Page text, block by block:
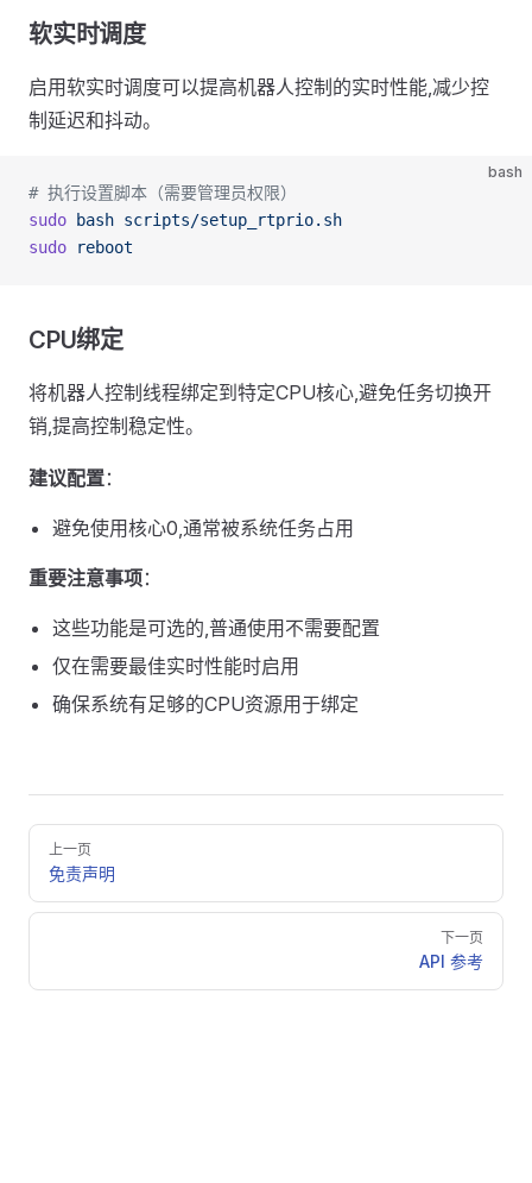
软实时调度
启用软实时调度可以提高机器人控制的实时性能,减少控
制延迟和抖动。
bash
# 执行设置脚本（需要管理员权限）
sudo bash scripts/setup_rtprio.sh
sudo reboot
CPU绑定
将机器人控制线程绑定到特定CPU核心,避免任务切换开
销,提高控制稳定性。
建议配置：
避免使用核心0,通常被系统任务占用
重要注意事项：
这些功能是可选的,普通使用不需要配置
仅在需要最佳实时性能时启用
确保系统有足够的CPU资源用于绑定
Pager
上一页
免责声明
下一页
API 参考